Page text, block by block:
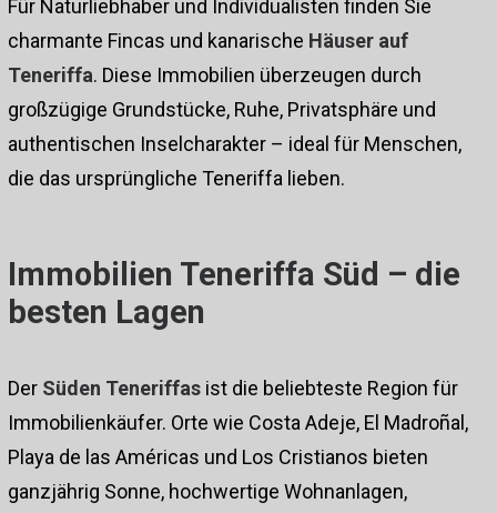
Für Naturliebhaber und Individualisten finden Sie
charmante Fincas und kanarische Häuser auf
Teneriffa. Diese Immobilien überzeugen durch
großzügige Grundstücke, Ruhe, Privatsphäre und
authentischen Inselcharakter – ideal für Menschen,
die das ursprüngliche Teneriffa lieben.
Immobilien Teneriffa Süd – die
besten Lagen
Der Süden Teneriffas ist die beliebteste Region für
Immobilienkäufer. Orte wie Costa Adeje, El Madroñal,
Playa de las Américas und Los Cristianos bieten
ganzjährig Sonne, hochwertige Wohnanlagen,